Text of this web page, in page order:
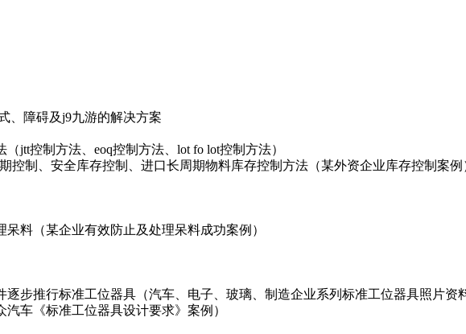
、障碍及j9九游的解决方案
jtt控制方法、eoq控制方法、lot fo lot控制方法）
控制、安全库存控制、进口长周期物料库存控制方法（某外资企业库存控制案例
料（某企业有效防止及处理呆料成功案例）
逐步推行标准工位器具（汽车、电子、玻璃、制造企业系列标准工位器具照片资
车《标准工位器具设计要求》案例）